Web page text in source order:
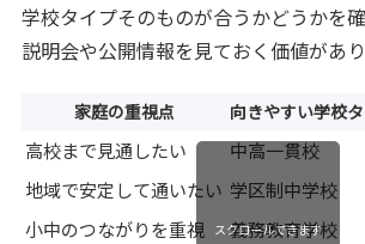
学校タイプそのものが合うかどうかを確
説明会や公開情報を見ておく価値があり
家庭の重視点 向きやすい学校
高校まで見通したい 中高一貫校
地域で安定して通いたい 学区制中学校
小中のつながりを重視
義務教育学校
スクロールできます